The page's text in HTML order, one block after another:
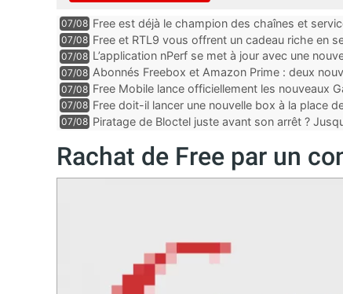
07/08 Free est déjà le champion des chaînes et
encore au moin...
07/08 Free et RTL9 vous offrent un cadeau riche en
l’obtenir
07/08 L’application nPerf se met à jour avec une
Mobile, Orange, SFR ...
07/08 Abonnés Freebox et Amazon Prime : deux
07/08 Free Mobile lance officiellement les nouveaux
des promos et des cadeaux
07/08 Free doit-il lancer une nouvelle box à la place
07/08 Piratage de Bloctel juste avant son arrêt ?
Rachat de Free par un